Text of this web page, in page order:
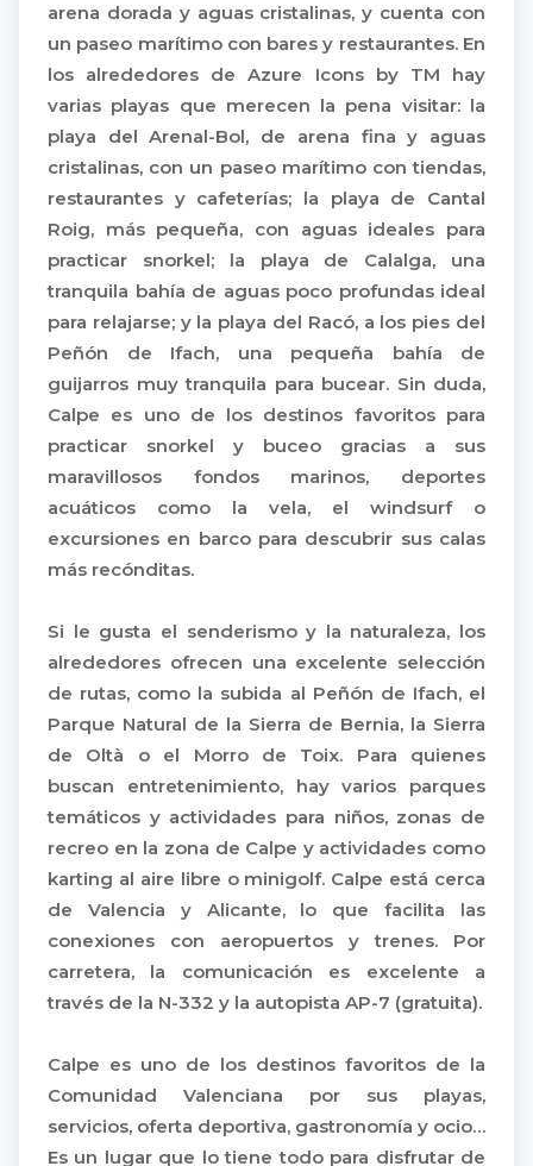
arena dorada y aguas cristalinas, y cuenta con
un paseo marítimo con bares y restaurantes. En
los alrededores de Azure Icons by TM hay
varias playas que merecen la pena visitar: la
playa del Arenal-Bol, de arena fina y aguas
cristalinas, con un paseo marítimo con tiendas,
restaurantes y cafeterías; la playa de Cantal
Roig, más pequeña, con aguas ideales para
practicar snorkel; la playa de Calalga, una
tranquila bahía de aguas poco profundas ideal
para relajarse; y la playa del Racó, a los pies del
Peñón de Ifach, una pequeña bahía de
guijarros muy tranquila para bucear. Sin duda,
Calpe es uno de los destinos favoritos para
practicar snorkel y buceo gracias a sus
maravillosos fondos marinos, deportes
acuáticos como la vela, el windsurf o
excursiones en barco para descubrir sus calas
más recónditas.
Si le gusta el senderismo y la naturaleza, los
alrededores ofrecen una excelente selección
de rutas, como la subida al Peñón de Ifach, el
Parque Natural de la Sierra de Bernia, la Sierra
de Oltà o el Morro de Toix. Para quienes
buscan entretenimiento, hay varios parques
temáticos y actividades para niños, zonas de
recreo en la zona de Calpe y actividades como
karting al aire libre o minigolf. Calpe está cerca
de Valencia y Alicante, lo que facilita las
conexiones con aeropuertos y trenes. Por
carretera, la comunicación es excelente a
través de la N-332 y la autopista AP-7 (gratuita).
Calpe es uno de los destinos favoritos de la
Comunidad Valenciana por sus playas,
servicios, oferta deportiva, gastronomía y ocio…
Es un lugar que lo tiene todo para disfrutar de